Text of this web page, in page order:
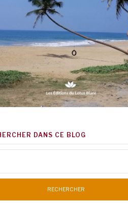
DANS CE BLOG